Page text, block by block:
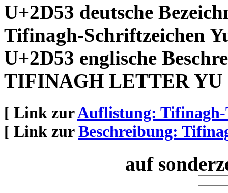
U+2D53 deutsche
Tifinagh-Schriftzeichen
U+2D53 englische
TIFINAGH LETTER YU
[ Link zurAuflistung:
[ Link zurBeschreibung:
auf